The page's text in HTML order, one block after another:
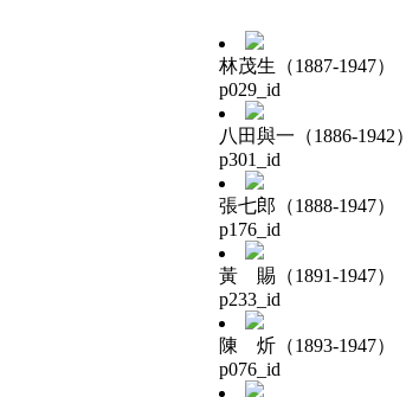
林茂生（1887-1947）
p029_id
八田與一（1886-1942）
p301_id
張七郎（1888-1947）
p176_id
黃 賜（1891-1947）
p233_id
陳 炘（1893-1947）
p076_id